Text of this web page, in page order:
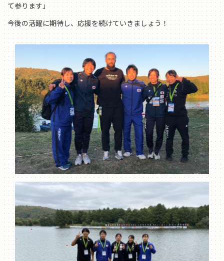
て参ります」
今後の活躍に期待し、応援を続けていきましょう！